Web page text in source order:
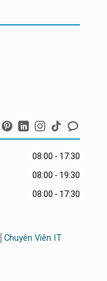
08:00 - 17:30
08:00 - 19:30
08:00 - 17:30
Chuyên Viên IT